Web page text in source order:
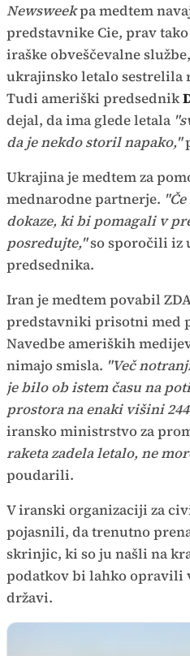
Newsweekpa medtem
predstavnike Cie, prav
iraške obveščevalne
ukrajinsko letalo sestrelila
Tudi ameriški predsednik
dejal, da ima glede letala
da je nekdo storil napako,"
Ukrajina je medtem za
mednarodne partnerje.
dokaze, ki bi pomagali v
posredujte,"so sporočili iz
predsednika.
Iran je medtem povabil
predstavniki prisotni med
Navedbe ameriških
nimajo smisla. "Več
je bilo ob istem času na
prostora na enaki višini
iransko ministrstvo za
raketa zadela letalo, ne
poudarili.
V iranski organizaciji za
pojasnili, da trenutno
skrinjic, ki so ju našli na
podatkov bi lahko
državi.